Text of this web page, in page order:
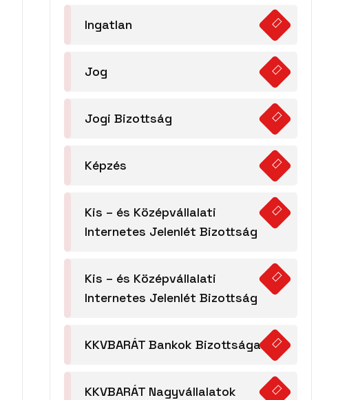
Ingatlan
Jog
Jogi Bizottság
Képzés
Kis – és Középvállalati
Internetes Jelenlét Bizottság
Kis – és Középvállalati
Internetes Jelenlét Bizottság
KKVBARÁT Bankok Bizottsága
KKVBARÁT Nagyvállalatok